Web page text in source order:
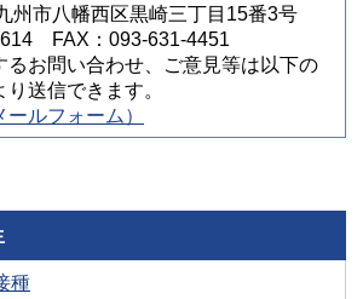
市八幡西区黒崎三丁目15番3号
FAX：093-631-4451
るお問い合わせ、ご意見等は以下の
送信できます。
ルフォーム）
種